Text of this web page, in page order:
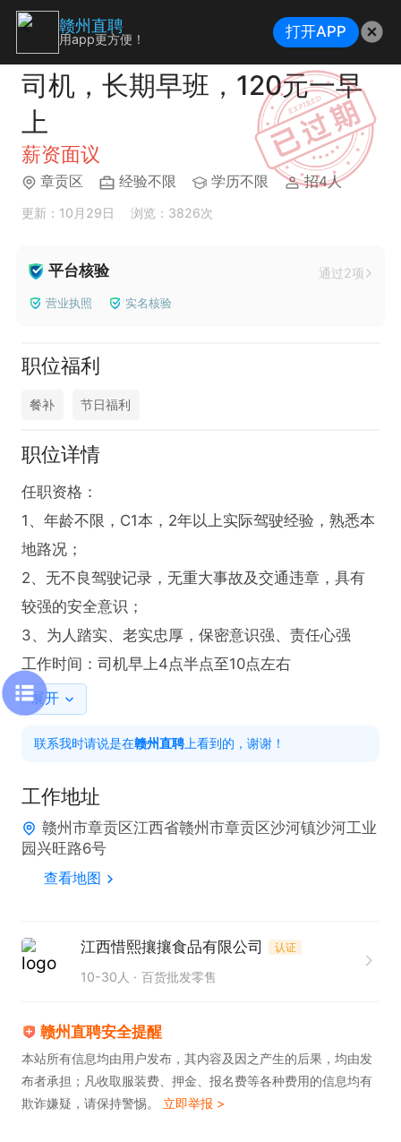
司机，长期早班，120元一早
上
薪资面议
章贡区 经验不限 学历不限 招4人
更新：10月29日 浏览：3826次
平台核验 通过2项
营业执照 实名核验
职位福利
餐补 节日福利
职位详情
任职资格：
1、年龄不限，C1本，2年以上实际驾驶经验，熟悉本
地路况；
2、无不良驾驶记录，无重大事故及交通违章，具有
较强的安全意识；
3、为人踏实、老实忠厚，保密意识强、责任心强
工作时间：司机早上4点半点至10点左右
展开
联系我时请说是在赣州直聘 上看到的，谢谢！
工作地址
赣州市章贡区江西省赣州市章贡区沙河镇沙河工业
园兴旺路6号
查看地图
江西惜熙攘攘食品有限公司 认证
10-30人 百货批发零售
赣州直聘安全提醒
本站所有信息均由用户发布，其内容及因之产生的后果，均由发
布者承担；凡收取服装费、押金、报名费等各种费用的信息均有
欺诈嫌疑，请保持警惕。 立即举报 >
赣州直聘
用app更方便！ 打开APP